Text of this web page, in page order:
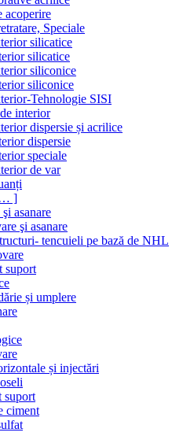
acoperire
Speciale
silicatice
silicatice
siliconice
siliconice
Tehnologie SISI
interior
dispersie și acrilice
dispersie
speciale
de var
]
asanare
şi asanare
tencuieli pe bază de NHL
suport
și umplere
și injectări
suport
ciment